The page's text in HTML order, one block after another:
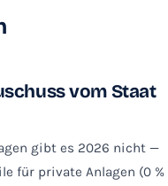
vom Staat
gibt es 2026 nicht —
für private Anlagen (0 %